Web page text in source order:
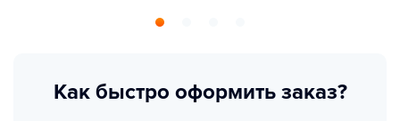
Как быстро оформить заказ?